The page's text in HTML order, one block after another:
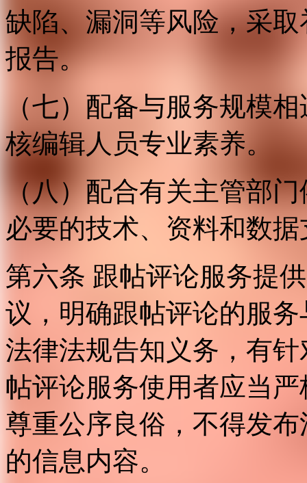
缺陷、漏洞等风险，采
报告。
（七）配备与服务规模
核编辑人员专业素养。
（八）配合有关主管部
必要的技术、资料和数
第六条 跟帖评论服务提
议，明确跟帖评论的服
法律法规告知义务，有
帖评论服务使用者应当
尊重公序良俗，不得发
的信息内容。